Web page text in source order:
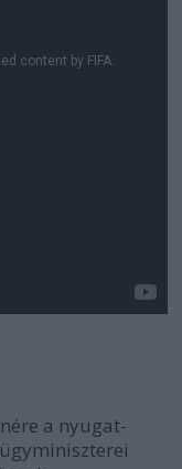
a nyugat-